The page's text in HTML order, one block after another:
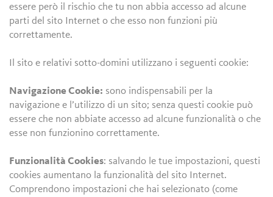
essere però il rischio che tu non abbia accesso ad alcune
parti del sito Internet o che esso non funzioni più
correttamente.
Il sito e relativi sotto-domini utilizzano i seguenti cookie:
Navigazione Cookie: sono indispensabili per la
navigazione e l’utilizzo di un sito; senza questi cookie può
essere che non abbiate accesso ad alcune funzionalità o che
esse non funzionino correttamente.
Funzionalità Cookies: salvando le tue impostazioni, questi
cookies aumentano la funzionalità del sito Internet.
Comprendono impostazioni che hai selezionato (come